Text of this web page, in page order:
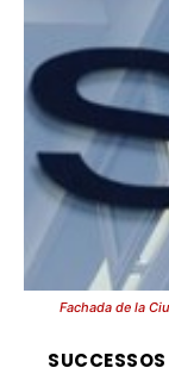
Fachada de la
SUCCESSOS